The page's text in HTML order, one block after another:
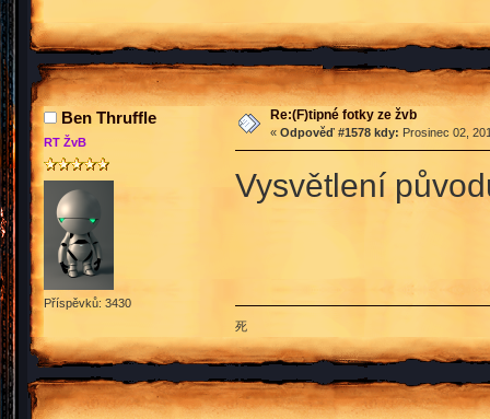
Ben Thruffle
RT ŽvB
Příspěvků: 3430
Re:(F)tipné fotky ze žvb
« Odpověď #1578 kdy: Prosinec 02,
Vysvětlení
死